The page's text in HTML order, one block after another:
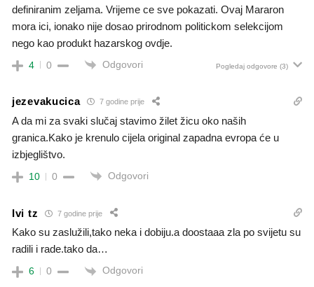
definiranim zeljama. Vrijeme ce sve pokazati. Ovaj Mararon
mora ici, ionako nije dosao prirodnom politickom selekcijom
nego kao produkt hazarskog ovdje.
4 0 Odgovori Pogledaj odgovore (3)
jezevakucica 7 godine prije
A da mi za svaki slučaj stavimo žilet žicu oko naših
granica.Kako je krenulo cijela original zapadna evropa će u
izbjeglištvo.
10 0 Odgovori
Ivi tz 7 godine prije
Kako su zaslužili,tako neka i dobiju.a doostaaa zla po svijetu su
radili i rade.tako da…
6 0 Odgovori